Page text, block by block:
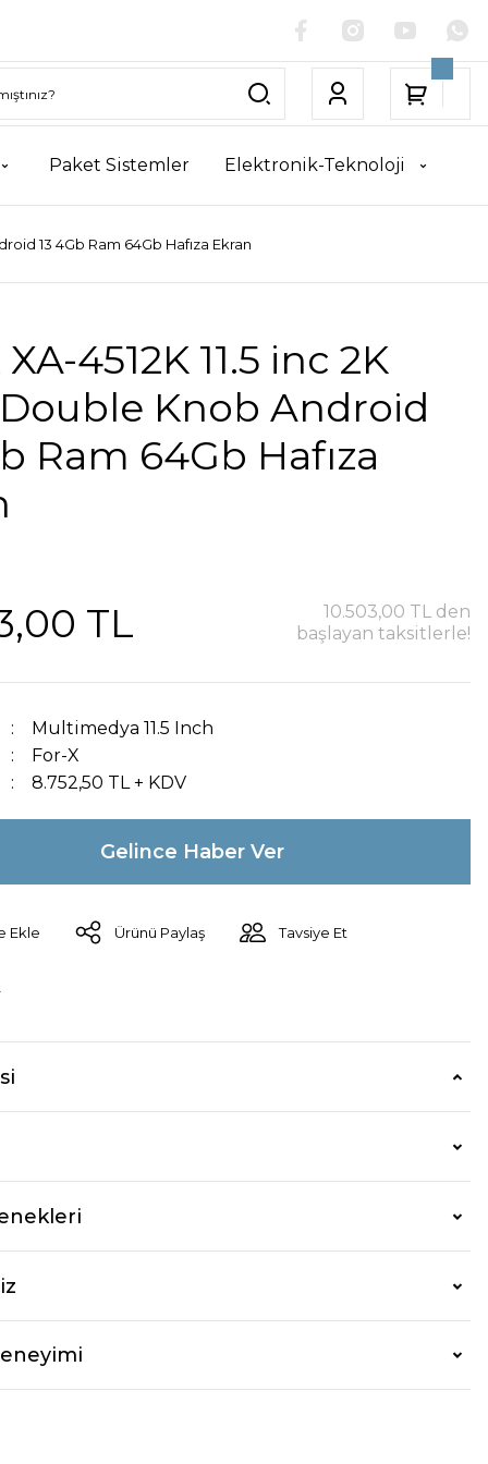
Paket Sistemler Elektronik-Teknoloji
13 4Gb Ram 64Gb Hafıza Ekran
4512K 11.5 inc 2K
Knob Android
Ram 64Gb Hafıza
TL
10.503,00 TL den
başlayan taksitlerle!
Multimedya 11.5 Inch
For-X
8.752,50 TL + KDV
Gelince Haber Ver
Ürünü Paylaş Tavsiye Et